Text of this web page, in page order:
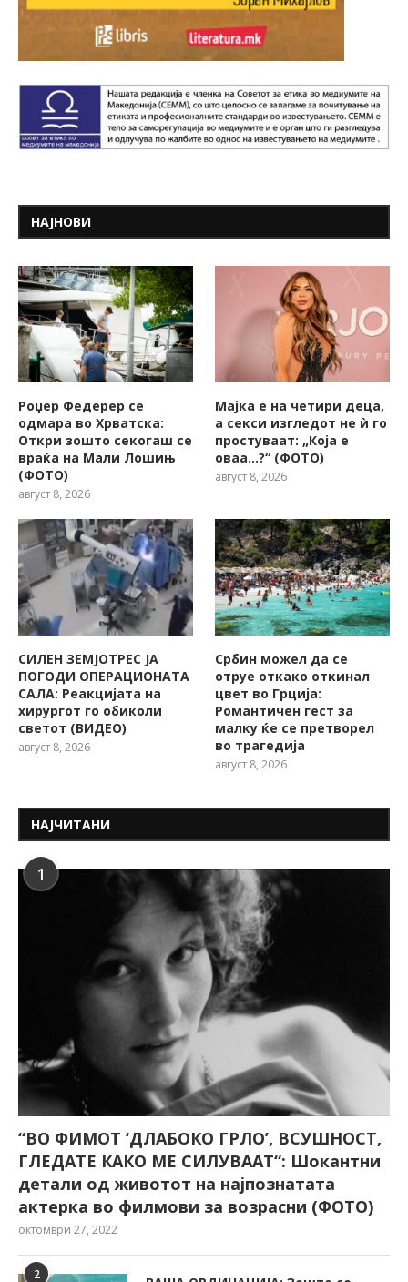
НАЈНОВИ
Роџер Федерер се
одмара во Хрватска:
Откри зошто секогаш се
враќа на Мали Лошињ
(ФОТО)
август 8, 2026
Мајка е на четири деца,
а секси изгледот не ѝ го
простуваат: „Која е
оваа…?“ (ФОТО)
август 8, 2026
СИЛЕН ЗЕМЈОТРЕС ЈА
ПОГОДИ ОПЕРАЦИОНАТА
САЛА: Реакцијата на
хирургот го обиколи
светот (ВИДЕО)
август 8, 2026
Србин можел да се
отруе откако откинал
цвет во Грција:
Романтичен гест за
малку ќе се претворел
во трагедија
август 8, 2026
НАЈЧИТАНИ
1
“ВО ФИМОТ ‘ДЛАБОКО ГРЛО’, ВСУШНОСТ,
ГЛЕДАТЕ КАКО МЕ СИЛУВААТ“: Шокантни
детали од животот на најпознатата
актерка во филмови за возрасни (ФОТО)
октомври 27, 2022
2